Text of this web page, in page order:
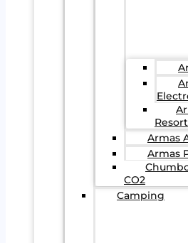
Armas
Armas
CO2
Camping